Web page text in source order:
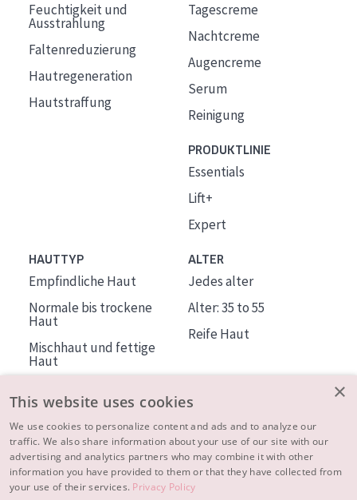
Feuchtigkeit und
Ausstrahlung
Faltenreduzierung
Hautregeneration
Hautstraffung
Tagescreme
Nachtcreme
Augencreme
Serum
Reinigung
PRODUKTLINIE
Essentials
Lift+
Expert
HAUTTYP
Empfindliche Haut
Normale bis trockene
Haut
Mischhaut und fettige
Haut
Haut
ALTER
Jedes alter
Alter: 35 to 55
Reife Haut
ÜBER DIADERMINE
Mehr über uns
×
This website uses cookies
We use cookies to personalize content and ads and to analyze our
traffic. We also share information about your use of our site with our
advertising and analytics partners who may combine it with other
information you have provided to them or that they have collected from
your use of their services. Privacy Policy